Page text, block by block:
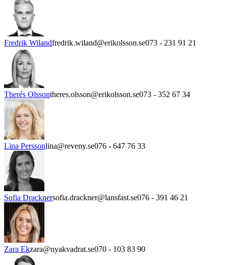
Fredrik Wilandfredrik.wiland@erikolsson.se073 - 231 91 21
Therés Olssontheres.olsson@erikolsson.se073 - 352 67 34
Lina Perssonlina@reveny.se076 - 647 76 33
Sofia Dracknersofia.drackner@lansfast.se076 - 391 46 21
Zara Ekzara@nyakvadrat.se070 - 103 83 90